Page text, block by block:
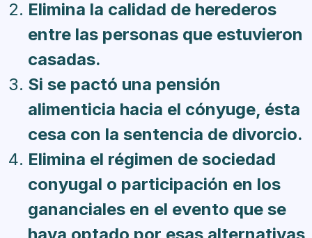
Elimina la calidad de herederos
entre las personas que estuvieron
casadas.
Si se pactó una pensión
alimenticia hacia el cónyuge, ésta
cesa con la sentencia de divorcio.
Elimina el régimen de sociedad
conyugal o participación en los
gananciales en el evento que se